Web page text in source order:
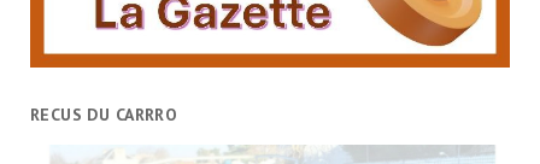
RECUS DU CARRRO